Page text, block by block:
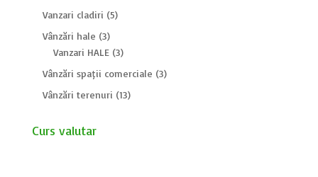
Vanzari cladiri (5)
Vânzări hale (3)
Vanzari HALE (3)
Vânzări spații comerciale (3)
Vânzări terenuri (13)
Curs valutar